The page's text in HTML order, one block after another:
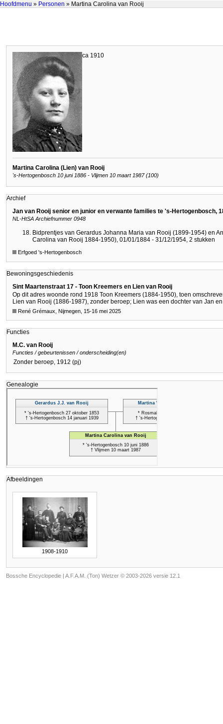
Hoofdmenu » Personen » Martina Carolina van Rooij
ca 1910
Martina Carolina (Lien) van Rooij
's-Hertogenbosch 10 juni 1886 - Vlijmen 10 maart 1987 (100)
Archief
Jan van Rooij senior en junior en verwante families te 's-Hertogenbosch,
NL-HtSA Archiefnummer 0948
Bidprentjes van Gerardus Johanna Maria van Rooij (1899-1954) en
Carolina van Rooij 1884-1950), 01/01/1884 - 31/12/1954, 2 stukken
Erfgoed 's-Hertogenbosch
Bewoningsgeschiedenis
Sint Maartenstraat 17 - Toon Kreemers en Lien van Rooij
Op dit adres woonde rond 1918 Toon Kreemers (1884-1950), toen
Lien van Rooij (1886-1987), zonder beroep; Lien was een dochter van Jan
René Grémaux, Nijmegen, 15-16 mei 2025
Functies
M.C. van Rooij
Functies / gebeurtenissen / onderscheiding(en)
Zonder beroep, 1912 (pj)
Genealogie
Afbeeldingen
1908-1910
Bossche Encyclopedie | A.F.A.M. (Ton) Wetzer © 2003-2026 versie 12.1